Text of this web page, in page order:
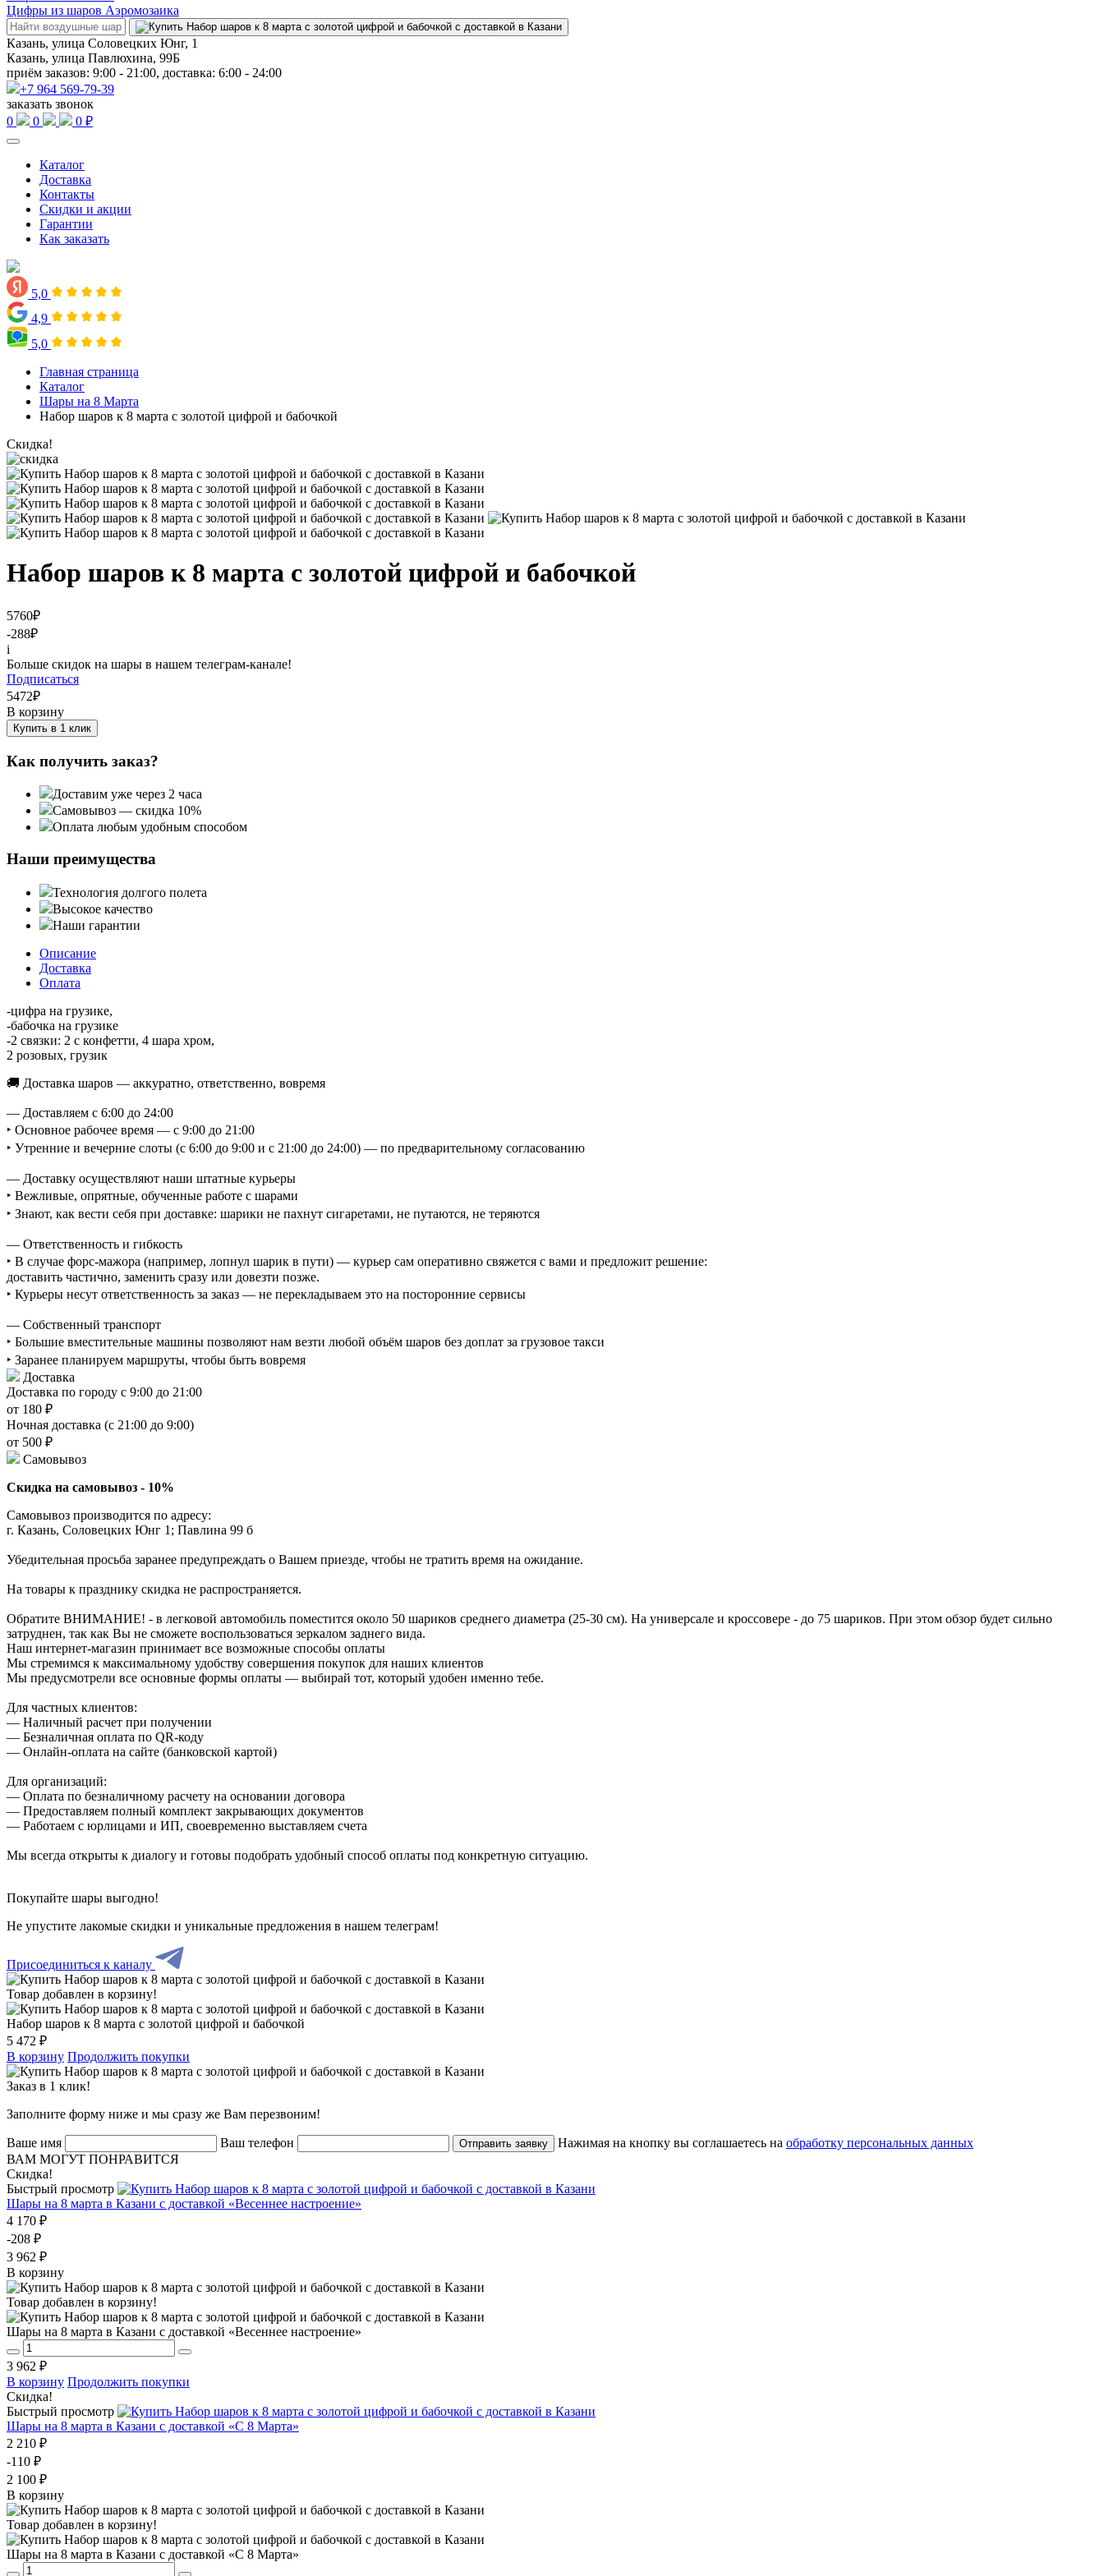
Цифры из шаров Аэромозаика
Казань, улица Соловецких Юнг, 1
Казань, улица Павлюхина, 99Б
приём заказов: 9:00 - 21:00, доставка: 6:00 - 24:00
+7 964 569-79-39
заказать звонок
0
0 0 ₽
Каталог
Доставка
Контакты
Скидки и акции
Гарантии
Как заказать
5,0
4,9
5,0
Главная страница
Каталог
Шары на 8 Марта
Набор шаров к 8 марта с золотой цифрой и бабочкой
Скидка!
Набор шаров к 8 марта с золотой цифрой и бабочкой
5760₽
-288₽
i
Больше скидок на шары в нашем телеграм-канале!
Подписаться
5472₽
В корзину
Купить в 1 клик
Как получить заказ?
Доставим уже через 2 часа
Самовывоз — скидка 10%
Оплата любым удобным способом
Наши преимущества
Технология долгого полета
Высокое качество
Наши гарантии
Описание
Доставка
Оплата
-цифра на грузике,
-бабочка на грузике
-2 связки: 2 с конфетти, 4 шара хром,
2 розовых, грузик
🚚 Доставка шаров — аккуратно, ответственно, вовремя
— Доставляем с 6:00 до 24:00
‣ Основное рабочее время — с 9:00 до 21:00
‣ Утренние и вечерние слоты (с 6:00 до 9:00 и с 21:00 до 24:00) — по предварительному согласованию
— Доставку осуществляют наши штатные курьеры
‣ Вежливые, опрятные, обученные работе с шарами
‣ Знают, как вести себя при доставке: шарики не пахнут сигаретами, не путаются, не теряются
— Ответственность и гибкость
‣ В случае форс-мажора (например, лопнул шарик в пути) — курьер сам оперативно свяжется с вами и предложит решение:
доставить частично, заменить сразу или довезти позже.
‣ Курьеры несут ответственность за заказ — не перекладываем это на посторонние сервисы
— Собственный транспорт
‣ Большие вместительные машины позволяют нам везти любой объём шаров без доплат за грузовое такси
‣ Заранее планируем маршруты, чтобы быть вовремя
Доставка
Доставка по городу с 9:00 до 21:00
от 180 ₽
Ночная доставка (с 21:00 до 9:00)
от 500 ₽
Самовывоз
Скидка на самовывоз - 10%
Самовывоз производится по адресу:
г. Казань, Соловецких Юнг 1; Павлина 99 б
Убедительная просьба заранее предупреждать о Вашем приезде, чтобы не тратить время на ожидание.
На товары к празднику скидка не распространяется.
Обратите ВНИМАНИЕ! - в легковой автомобиль поместится около 50 шариков среднего диаметра (25-30 см). На универсале и кроссовере - до 75 шариков. При этом обзор будет сильно
затруднен, так как Вы не сможете воспользоваться зеркалом заднего вида.
Наш интернет-магазин принимает все возможные способы оплаты
Мы стремимся к максимальному удобству совершения покупок для наших клиентов
Мы предусмотрели все основные формы оплаты — выбирай тот, который удобен именно тебе.
Для частных клиентов:
— Наличный расчет при получении
— Безналичная оплата по QR-коду
— Онлайн-оплата на сайте (банковской картой)
Для организаций:
— Оплата по безналичному расчету на основании договора
— Предоставляем полный комплект закрывающих документов
— Работаем с юрлицами и ИП, своевременно выставляем счета
Мы всегда открыты к диалогу и готовы подобрать удобный способ оплаты под конкретную ситуацию.
Покупайте шары выгодно!
Не упустите лакомые скидки и уникальные предложения в нашем телеграм!
Присоединиться к каналу
Товар добавлен в корзину!
Набор шаров к 8 марта с золотой цифрой и бабочкой
5 472 ₽
В корзину Продолжить покупки
Заказ в 1 клик!
Заполните форму ниже и мы сразу же Вам перезвоним!
Ваше имя Ваш телефон Отправить заявку Нажимая на кнопку вы соглашаетесь на обработку персональных данных
ВАМ МОГУТ ПОНРАВИТСЯ
Скидка!
Быстрый просмотр
Шары на 8 марта в Казани с доставкой «Весеннее настроение»
4 170 ₽
-208 ₽
3 962 ₽
В корзину
Товар добавлен в корзину!
Шары на 8 марта в Казани с доставкой «Весеннее настроение»
3 962 ₽
В корзину Продолжить покупки
Скидка!
Быстрый просмотр
Шары на 8 марта в Казани с доставкой «С 8 Марта»
2 210 ₽
-110 ₽
2 100 ₽
В корзину
Товар добавлен в корзину!
Шары на 8 марта в Казани с доставкой «С 8 Марта»